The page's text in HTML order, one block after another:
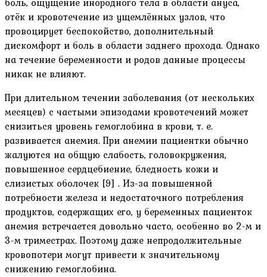
отёк и кровотечение из ущемлённых узлов, что
провоцирует беспокойство, дополнительный
дискомфорт и боль в области заднего прохода. Однако
на течение беременности и родов данные процессы
никак не влияют.
При длительном течении заболевания (от нескольких
месяцев) с частыми эпизодами кровотечений может
снизиться уровень гемоглобина в крови, т. е.
развивается анемия. При анемии пациентки обычно
жалуются на общую слабость, головокружения,
повышенное сердцебиение, бледность кожи и
слизистых оболочек [9] . Из-за повышенной
потребности железа и недостаточного потребления
продуктов, содержащих его, у беременных пациенток
анемия встречается довольно часто, особенно во 2-м и
3-м триместрах. Поэтому даже непродолжительные
кровопотери могут привести к значительному
снижению гемоглобина.